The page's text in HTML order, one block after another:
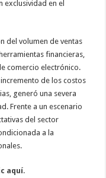
exclusividad en el
del volumen de ventas
financieras,
comercio electrónico.
de los costos
generó una severa
Frente a un escenario
del sector
a la
aquí.